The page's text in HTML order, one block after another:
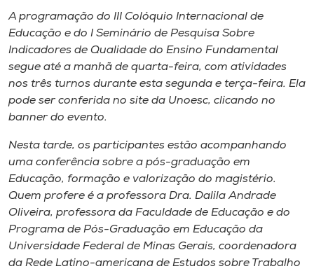
A programação do III Colóquio Internacional de
Educação e do I Seminário de Pesquisa Sobre
Indicadores de Qualidade do Ensino Fundamental
segue até a manhã de quarta-feira, com atividades
nos três turnos durante esta segunda e terça-feira. Ela
pode ser conferida no site da Unoesc, clicando no
banner do evento.
Nesta tarde, os participantes estão acompanhando
uma conferência sobre a pós-graduação em
Educação, formação e valorização do magistério.
Quem profere é a professora Dra. Dalila Andrade
Oliveira, professora da Faculdade de Educação e do
Programa de Pós-Graduação em Educação da
Universidade Federal de Minas Gerais, coordenadora
da Rede Latino-americana de Estudos sobre Trabalho